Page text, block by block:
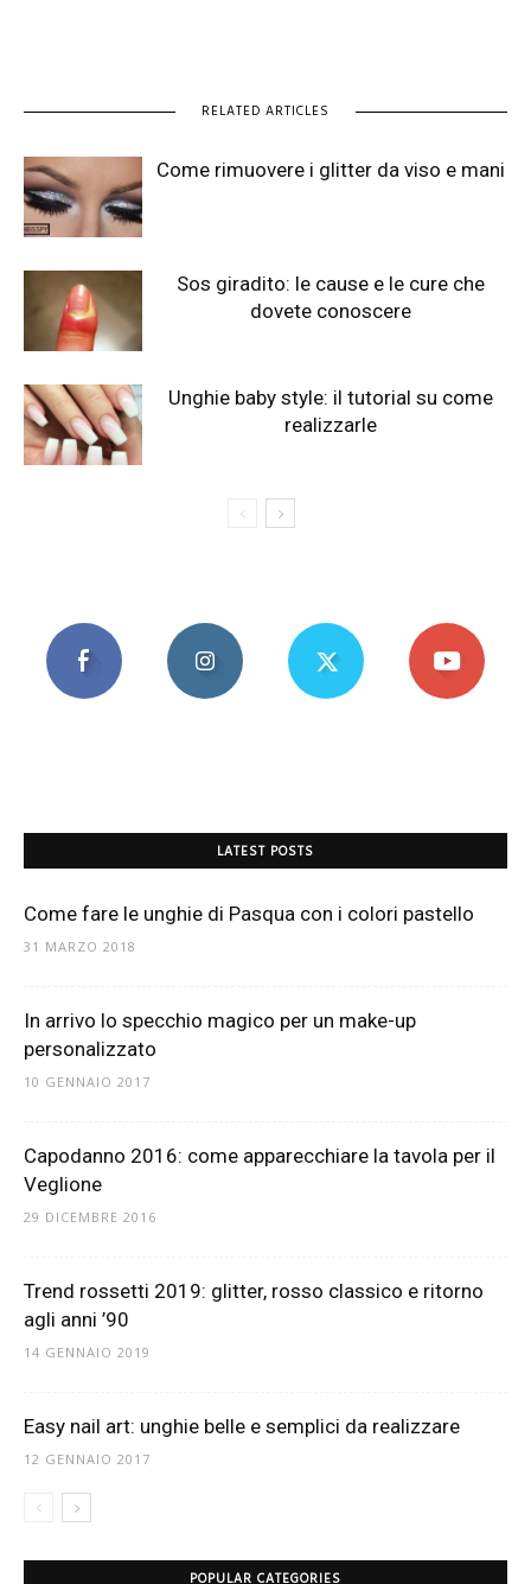
RELATED ARTICLES
Come rimuovere i glitter da viso e mani
Sos giradito: le cause e le cure che
dovete conoscere
Unghie baby style: il tutorial su come
realizzarle
LATEST POSTS
Come fare le unghie di Pasqua con i colori pastello
31 MARZO 2018
In arrivo lo specchio magico per un make-up
personalizzato
10 GENNAIO 2017
Capodanno 2016: come apparecchiare la tavola per il
Veglione
29 DICEMBRE 2016
Trend rossetti 2019: glitter, rosso classico e ritorno
agli anni ’90
14 GENNAIO 2019
Easy nail art: unghie belle e semplici da realizzare
12 GENNAIO 2017
POPULAR CATEGORIES